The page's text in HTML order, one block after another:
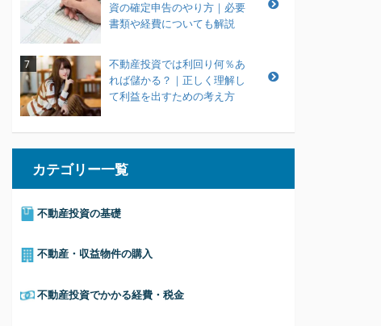
資の確定申告のやり方｜必要
書類や経費についても解説
7
不動産投資では利回り何％あ
れば儲かる？｜正しく理解し
て利益を出すための考え方
カテゴリー一覧
不動産投資の基礎
不動産・収益物件の購入
不動産投資でかかる経費・税金